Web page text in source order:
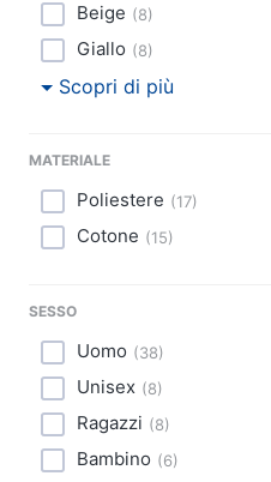
Libri, cd e dvd
Beige (8)
Giallo (8)
Scopri di più
MATERIALE
Poliestere (17)
Cotone (15)
SESSO
Uomo (38)
Unisex (8)
Ragazzi (8)
Bambino (6)